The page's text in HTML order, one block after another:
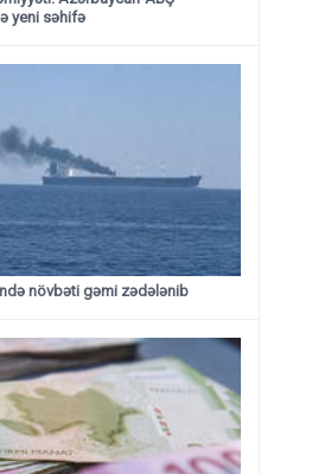
yeni səhifə
növbəti gəmi zədələnib